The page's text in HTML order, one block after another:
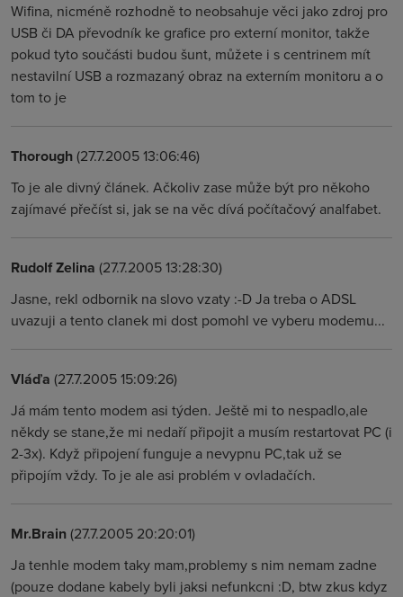
Wifina, nicméně rozhodně to neobsahuje věci jako zdroj pro
USB či DA převodník ke grafice pro externí monitor, takže
pokud tyto součásti budou šunt, můžete i s centrinem mít
nestavilní USB a rozmazaný obraz na externím monitoru a o
tom to je
Thorough(27.7.2005 13:06:46)
To je ale divný článek. Ačkoliv zase může být pro někoho
zajímavé přečíst si, jak se na věc dívá počítačový analfabet.
Rudolf Zelina (27.7.2005 13:28:30)
Jasne, rekl odbornik na slovo vzaty :-D Ja treba o ADSL
uvazuji a tento clanek mi dost pomohl ve vyberu modemu...
Vláďa (27.7.2005 15:09:26)
Já mám tento modem asi týden. Ještě mi to nespadlo,ale
někdy se stane,že mi nedaří připojit a musím restartovat PC (i
2-3x). Když připojení funguje a nevypnu PC,tak už se
připojím vždy. To je ale asi problém v ovladačích.
Mr.Brain(27.7.2005 20:20:01)
Ja tenhle modem taky mam,problemy s nim nemam zadne
(pouze dodane kabely byli jaksi nefunkcni :D, btw zkus kdyz